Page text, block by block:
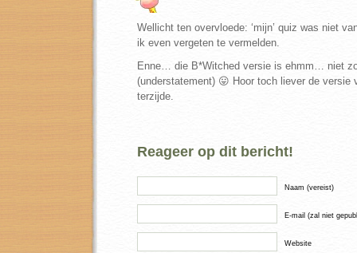
Wellicht ten overvloede: ‘mijn’ quiz was niet
ik even vergeten te vermelden.
Enne… die B*Witched versie is ehmm… niet
(understatement) 😛 Hoor toch liever de versie
terzijde.
Reageer op dit bericht!
Naam (vereist)
E-mail (zal niet
Website